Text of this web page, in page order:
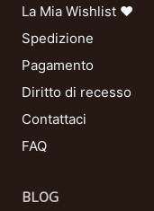
La Mia Wishlist ❤
Spedizione
Pagamento
Diritto di recesso
Contattaci
FAQ
BLOG